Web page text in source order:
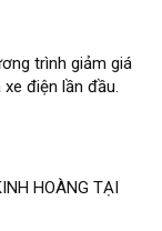
trình giảm giá
điện lần đầu.
HOÀNG TẠI